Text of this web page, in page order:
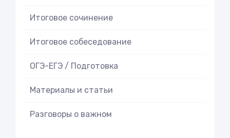
Итоговое cочинение
Итоговое cобеседование
ОГЭ-ЕГЭ / Подготовка
Материалы и статьи
Разговоры о важном